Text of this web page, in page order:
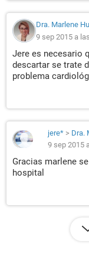
Dra. Marlene
9 sep 2015 a
Jere es necesario
descartar se trate
problema
jere* > Dra.
9 sep 2015
Gracias marlene
hospital